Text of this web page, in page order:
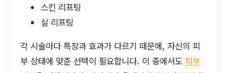
스킨 리프팅
실 리프팅
각 시술마다 특징과 효과가 다르기 때문에, 자신의 피
부 상태에 맞춘 선택이 필요합니다. 이 중에서도 피부